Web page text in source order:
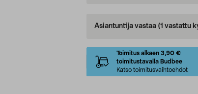
Asiantuntija vastaa (1 vastattu
Toimitus alkaen 3,90 €
toimitustavalla Budbee
Katso toimitusvaihtoehdot